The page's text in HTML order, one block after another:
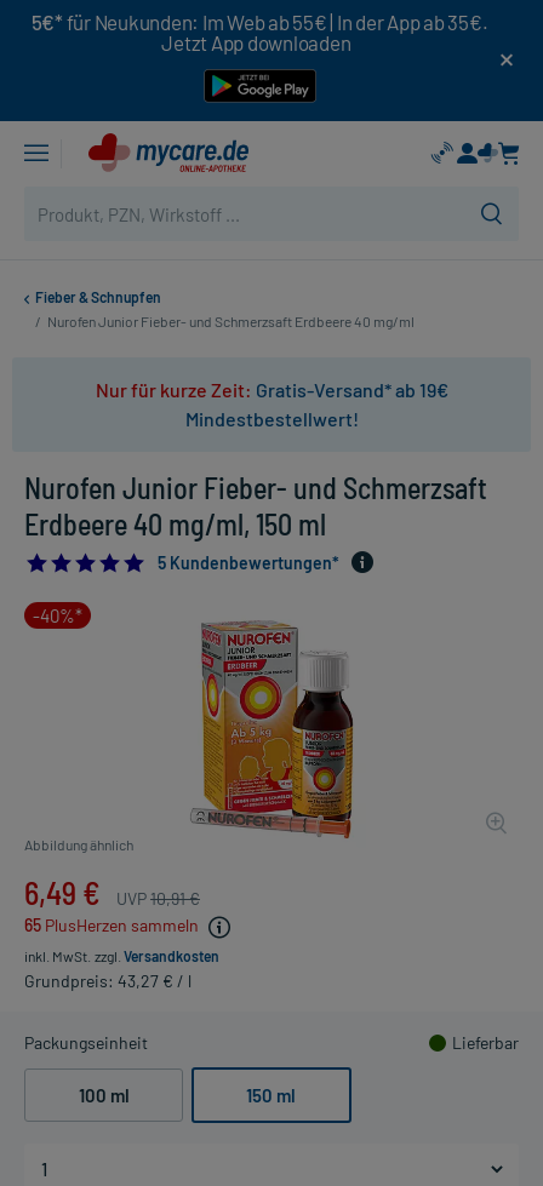
5€* für Neukunden: Im Web ab 55€ | In der App ab 35€.
Jetzt App downloaden
Fieber & Schnupfen
/ Nurofen Junior Fieber- und Schmerzsaft Erdbeere 40 mg/ml
Nur für kurze Zeit: Gratis-Versand* ab 19€
Mindestbestellwert!
Nurofen Junior Fieber- und Schmerzsaft
Erdbeere 40 mg/ml, 150 ml
5.0
5 Kundenbewertungen*
-40%*
Abbildung ähnlich
6,49 € UVP10,91 €
65 PlusHerzen sammeln
inkl. MwSt. zzgl. Versandkosten
Grundpreis: 43,27 € / l
Packungseinheit Lieferbar
100 ml 150 ml